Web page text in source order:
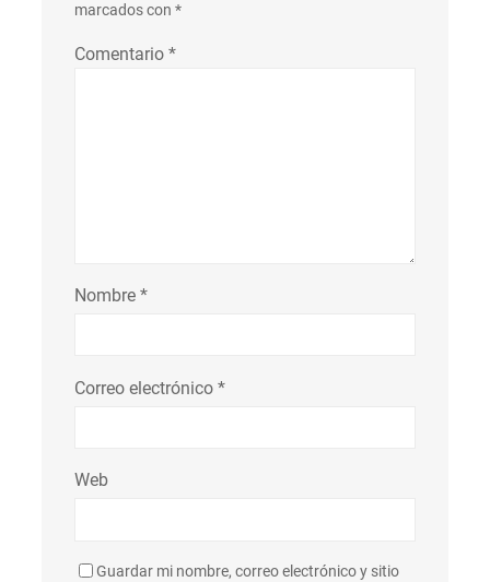
marcados con *
Comentario *
Nombre *
Correo electrónico *
Web
Guardar mi nombre, correo electrónico y sitio